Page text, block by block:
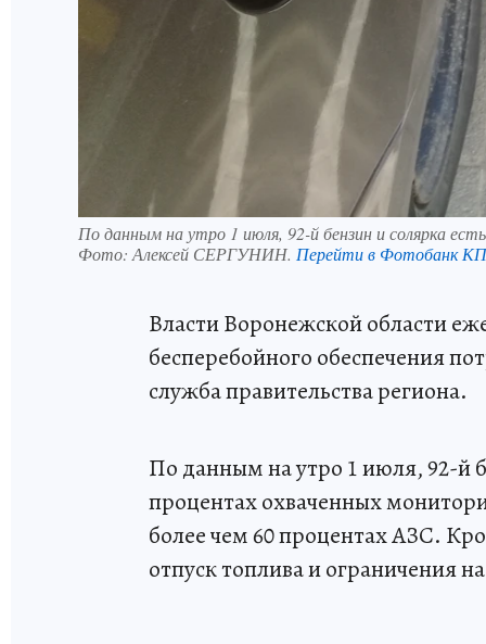
По данным на утро 1 июля, 92-й бензин и солярка
Фото: Алексей СЕРГУНИН. Перейти в Фотобанк КП
Власти Воронежской области
бесперебойного обеспечения
служба правительства региона.
По данным на утро 1 июля, 92-й
процентах охваченных
более чем 60 процентах АЗС.
отпуск топлива и ограничения